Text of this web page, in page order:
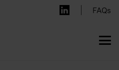
FAQs